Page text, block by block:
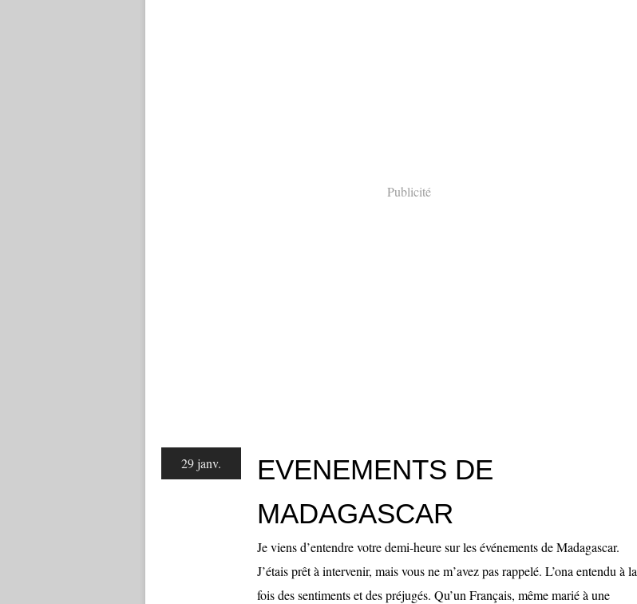
Publicité
29 janv.
EVENEMENTS DE
MADAGASCAR
Je viens d’entendre votre demi-heure sur les événements de Madagascar.
J’étais prêt à intervenir, mais vous ne m’avez pas rappelé. L’ona entendu à la
fois des sentiments et des préjugés. Qu’un Français, même marié à une